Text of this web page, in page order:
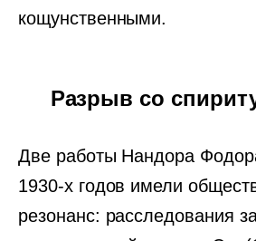
кощунственными.
Разрыв со
Две работы Нандора
1930-х годов имели
резонанс: расследования